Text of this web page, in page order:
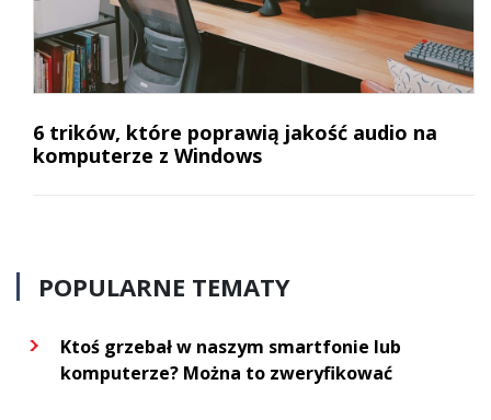
6 trików, które poprawią jakość audio na
komputerze z Windows
POPULARNE TEMATY
Ktoś grzebał w naszym smartfonie lub
komputerze? Można to zweryfikować